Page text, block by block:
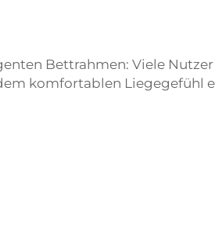
Bettrahmen: Viele Nutzer
komfortablen Liegegefühl
erkennen, dass die
der persönlichen Sicherheit